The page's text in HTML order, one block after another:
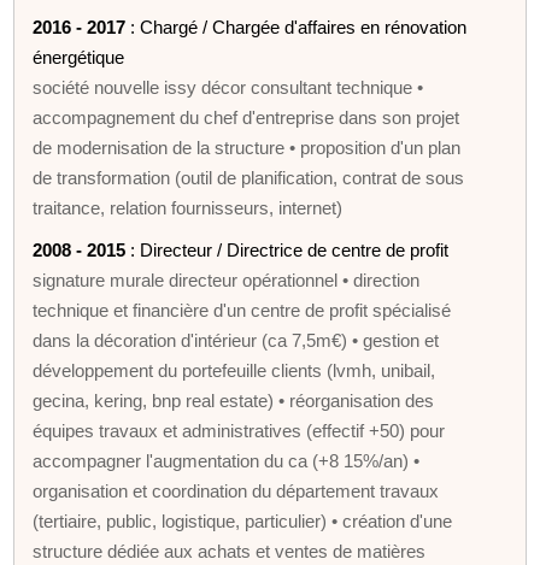
2016 - 2017 : Chargé / Chargée d'affaires en rénovation
énergétique
société nouvelle issy décor consultant technique •
accompagnement du chef d'entreprise dans son projet
de modernisation de la structure • proposition d'un plan
de transformation (outil de planification, contrat de sous
traitance, relation fournisseurs, internet)
2008 - 2015 : Directeur / Directrice de centre de profit
signature murale directeur opérationnel • direction
technique et financière d'un centre de profit spécialisé
dans la décoration d'intérieur (ca 7,5m€) • gestion et
développement du portefeuille clients (lvmh, unibail,
gecina, kering, bnp real estate) • réorganisation des
équipes travaux et administratives (effectif +50) pour
accompagner l'augmentation du ca (+8 15%/an) •
organisation et coordination du département travaux
(tertiaire, public, logistique, particulier) • création d'une
structure dédiée aux achats et ventes de matières